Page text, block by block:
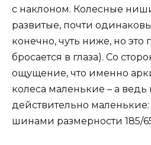
с наклоном. Колесные
развитые, почти
конечно, чуть ниже, но это
бросается в глаза). Со
ощущение, что именно
колеса маленькие – а ведь
действительно
шинами размерности 185/